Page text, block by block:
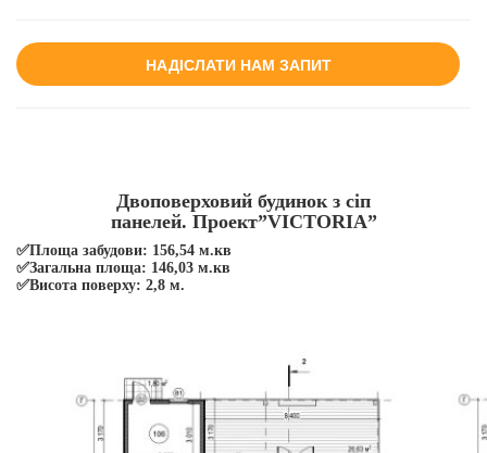
НАДІСЛАТИ НАМ ЗАПИТ
Двоповерховий будинок з сіп
панелей. Проект”VICTORIA”
✅Площа забудови: 156,54 м.кв
✅Загальна площа: 146,03 м.кв
✅Висота поверху: 2,8 м.